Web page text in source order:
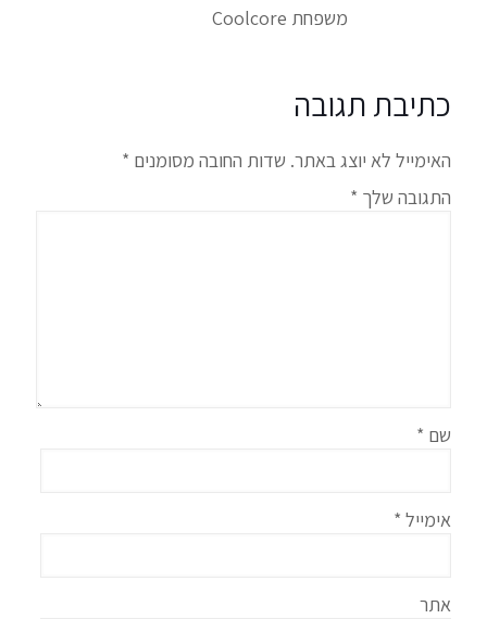
משפחת Coolcore
כתיבת תגובה
האימייל לא יוצג באתר. שדות החובה מסומנים *
התגובה שלך *
שם *
אימייל *
אתר